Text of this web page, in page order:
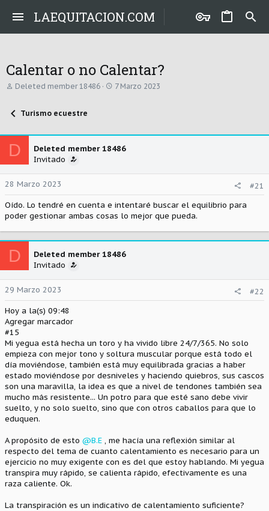
LAEQUITACION.COM
Calentar o no Calentar?
A
o
Deleted member 18486
F
d
i
i
o
7 Marzo 2023
Turismo ecuestre
D
Deleted member 18486
Invitado
28 Marzo 2023
#21
Oído. Lo tendré en cuenta e intentaré buscar el equilibrio para
poder gestionar ambas cosas lo mejor que pueda.
D
Deleted member 18486
Invitado
29 Marzo 2023
#22
Hoy a la(s) 09:48
Agregar marcador
#15
Mi yegua está hecha un toro y ha vivido libre 24/7/365. No solo
empieza con mejor tono y soltura muscular porque está todo el
día moviéndose, también está muy equilibrada gracias a haber
estado moviéndose por desniveles y haciendo quiebros, sus cascos
son una maravilla, la idea es que a nivel de tendones también sea
mucho más resistente... Un potro para que esté sano debe vivir
suelto, y no solo suelto, sino que con otros caballos para que lo
eduquen.
A propósito de esto @B.E , me hacía una reflexión similar al
respecto del tema de cuanto calentamiento es necesario para un
ejercicio no muy exigente con es del que estoy hablando. Mi yegua
transpira muy rápido, se calienta rápido, efectivamente es una
raza caliente. Ok.
La transpiración es un indicativo de calentamiento suficiente?